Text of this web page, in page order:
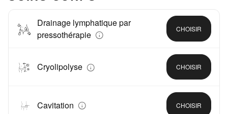
Drainage lymphatique par
pressothérapie
CHOISIR
Cryolipolyse CHOISIR
Cavitation CHOISIR